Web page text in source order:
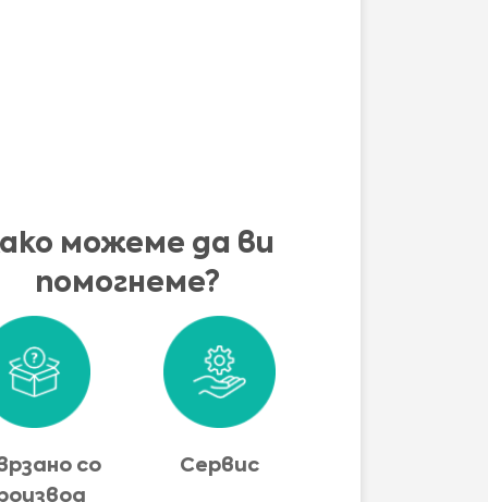
можеме да ви
помогнеме?
со
Сервис